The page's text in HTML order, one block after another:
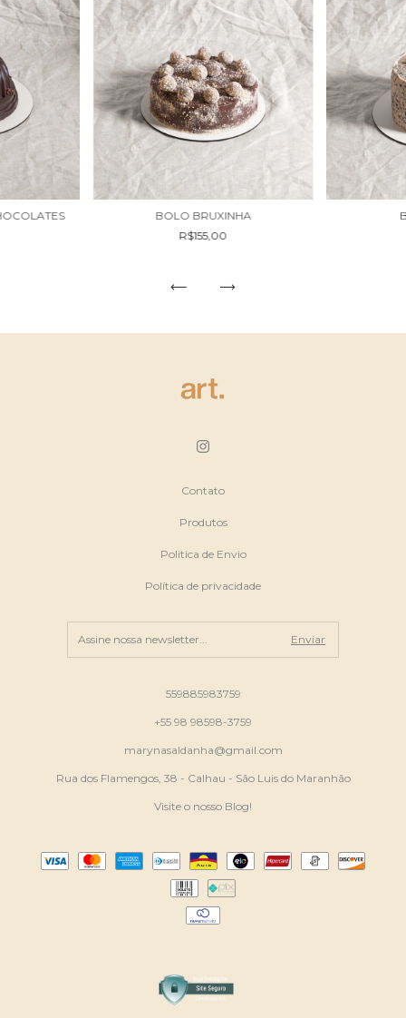
BOLO BRUXINHA
R$155,00
Contato
Produtos
Politica de Envio
Política de privacidade
559885983759
+55 98 98598-3759
marynasaldanha@gmail.com
Rua dos Flamengos, 38 - Calhau - São Luis do Maranhão
Visite o nosso Blog!